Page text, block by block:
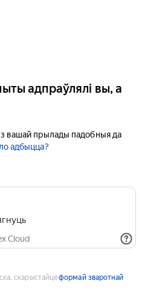
адпраўлялі вы, а
вашай прылады падобныя да
адбыцца?
Cloud
скарыстайцеформай зваротнай